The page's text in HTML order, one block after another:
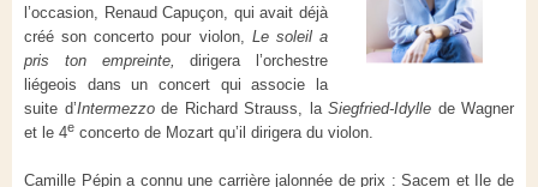
l’occasion, Renaud Capuçon, qui avait déjà
créé son concerto pour violon, Le soleil a
pris ton empreinte,dirigera l’orchestre
liégeois dans un concert qui associe la
suite d’Intermezzo de Richard Strauss, la Siegfried-Idylle de Wagner
et le 4e concerto de Mozart qu’il dirigera du violon.
Camille Pépin a connu une carrière jalonnée de prix : Sacem et Ile de